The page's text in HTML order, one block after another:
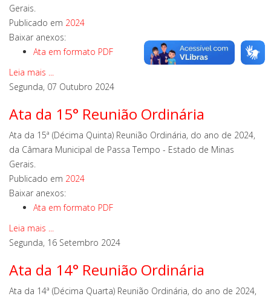
Gerais.
Publicado em 2024
Baixar anexos:
Ata em formato PDF
Leia mais ...
Segunda, 07 Outubro 2024
Ata da 15° Reunião Ordinária
Ata da 15ª (Décima Quinta) Reunião Ordinária, do ano de 2024,
da Câmara Municipal de Passa Tempo - Estado de Minas
Gerais.
Publicado em 2024
Baixar anexos:
Ata em formato PDF
Leia mais ...
Segunda, 16 Setembro 2024
Ata da 14° Reunião Ordinária
Ata da 14ª (Décima Quarta) Reunião Ordinária, do ano de 2024,